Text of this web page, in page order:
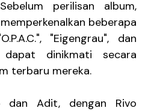
perilisan album,
beberapa
"Eigengrau", dan
dinikmati secara
terbaru mereka.
dan Adit, dengan Rivo